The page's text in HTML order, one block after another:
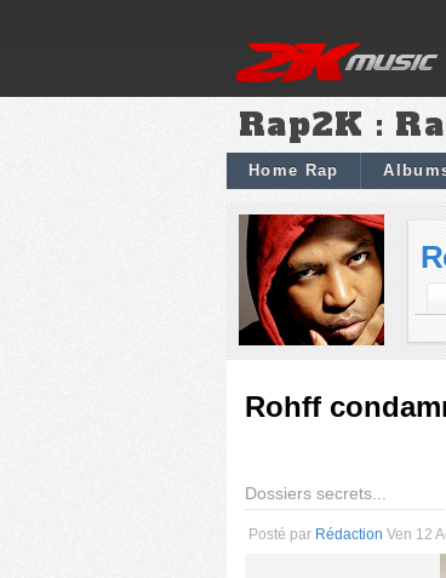
Rap2K :
Home Rap
Rohff
Dossiers secrets...
Posté par Rédaction Ven 12